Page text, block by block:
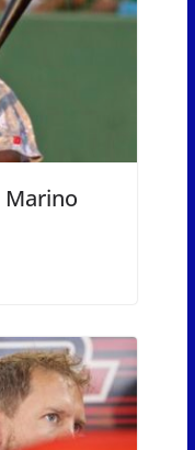
Marino